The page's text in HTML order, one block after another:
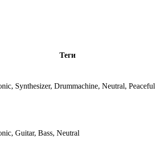
Теги
Synthesizer, Drummachine, Neutral, Peaceful
Guitar, Bass, Neutral